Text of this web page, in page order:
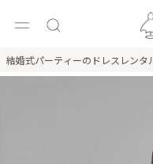
結婚式パーティーのドレスレンタ